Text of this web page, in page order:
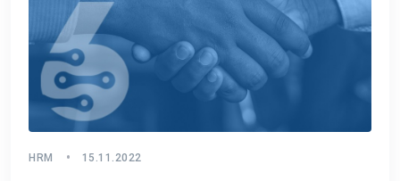
HRM 15.11.2022